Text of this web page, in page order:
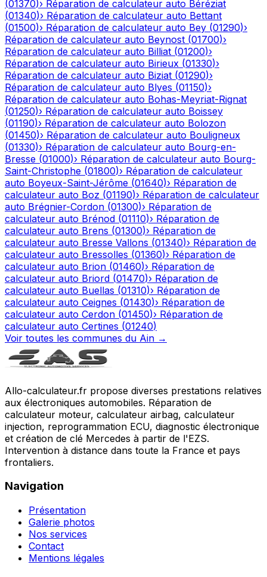
(01370)› Réparation de calculateur auto Béréziat
(01340)› Réparation de calculateur auto Bettant
(01500)› Réparation de calculateur auto Bey (01290)›
Réparation de calculateur auto Beynost (01700)›
Réparation de calculateur auto Billiat (01200)›
Réparation de calculateur auto Birieux (01330)›
Réparation de calculateur auto Biziat (01290)›
Réparation de calculateur auto Blyes (01150)›
Réparation de calculateur auto Bohas-Meyriat-Rignat
(01250)› Réparation de calculateur auto Boissey
(01190)› Réparation de calculateur auto Bolozon
(01450)› Réparation de calculateur auto Bouligneux
(01330)› Réparation de calculateur auto Bourg-en-
Bresse (01000)› Réparation de calculateur auto Bourg-
Saint-Christophe (01800)› Réparation de calculateur
auto Boyeux-Saint-Jérôme (01640)› Réparation de
calculateur auto Boz (01190)› Réparation de calculateur
auto Brégnier-Cordon (01300)› Réparation de
calculateur auto Brénod (01110)› Réparation de
calculateur auto Brens (01300)› Réparation de
calculateur auto Bresse Vallons (01340)› Réparation de
calculateur auto Bressolles (01360)› Réparation de
calculateur auto Brion (01460)› Réparation de
calculateur auto Briord (01470)› Réparation de
calculateur auto Buellas (01310)› Réparation de
calculateur auto Ceignes (01430)› Réparation de
calculateur auto Cerdon (01450)› Réparation de
calculateur auto Certines (01240)
Voir toutes les communes du Ain →
Allo-calculateur.fr propose diverses prestations relatives
aux électroniques automobiles. Réparation de
calculateur moteur, calculateur airbag, calculateur
injection, reprogrammation ECU, diagnostic électronique
et création de clé Mercedes à partir de l'EZS.
Intervention à distance dans toute la France et pays
frontaliers.
Navigation
Présentation
Galerie photos
Nos services
Contact
Mentions légales